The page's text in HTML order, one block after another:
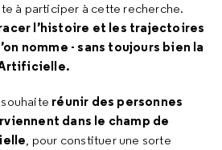
à participer à cette recherche.
l’histoire et les trajectoires
nomme - sans toujours bien la
réunir des personnes
dans le champ de
, pour constituer une sorte